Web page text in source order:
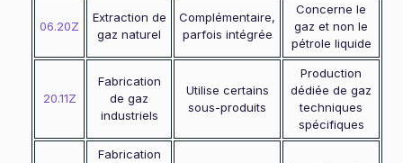
06.20Z
Extraction de
gaz naturel
Complémentaire,
parfois intégrée
Concerne le
gaz et non le
pétrole liquide
20.11Z
Fabrication
de gaz
industriels
Utilise certains
sous-produits
Production
dédiée de gaz
techniques
spécifiques
Fabrication